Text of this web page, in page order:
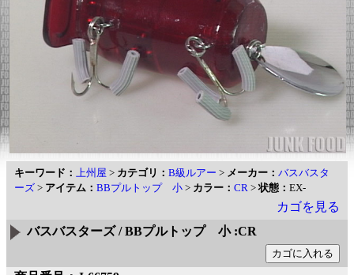
キーワード： 上州屋 > カテゴリ： B級ルアー > メーカー： バスバスタ
ーズ > アイテム： BBプルトップ 小 > カラー： CR >状態： EX-
カゴを見る
バスバスターズ / BBプルトップ 小 :CR